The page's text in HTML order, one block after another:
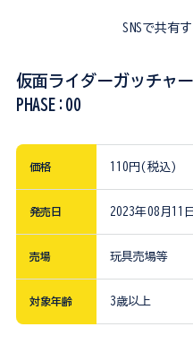
SNSで共有
仮面ライダーガッチャ
PHASE:00
価格 110円(税込)
発売日 2023年08月11日
売場 玩具売場等
対象年齢 3歳以上